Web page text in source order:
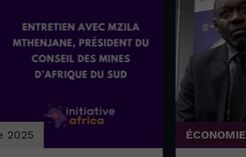
2025 ÉCONOMIE